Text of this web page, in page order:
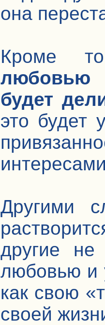
она
Кроме
любовью
будет
это будет
Другими
другие не
любовью и
как свою
своей